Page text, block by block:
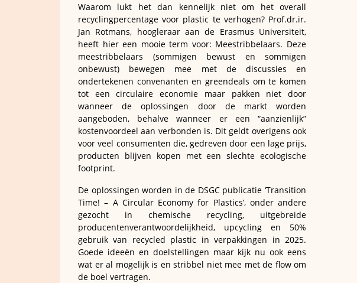
Waarom lukt het dan kennelijk niet om het overall
recyclingpercentage voor plastic te verhogen? Prof.dr.ir.
Jan Rotmans, hoogleraar aan de Erasmus Universiteit,
heeft hier een mooie term voor: Meestribbelaars. Deze
meestribbelaars (sommigen bewust en sommigen
onbewust) bewegen mee met de discussies en
ondertekenen convenanten en greendeals om te komen
tot een circulaire economie maar pakken niet door
wanneer de oplossingen door de markt worden
aangeboden, behalve wanneer er een “aanzienlijk”
kostenvoordeel aan verbonden is. Dit geldt overigens ook
voor veel consumenten die, gedreven door een lage prijs,
producten blijven kopen met een slechte ecologische
footprint.
De oplossingen worden in de DSGC publicatie ‘Transition
Time! – A Circular Economy for Plastics’, onder andere
gezocht in chemische recycling, uitgebreide
producentenverantwoordelijkheid, upcycling en 50%
gebruik van recycled plastic in verpakkingen in 2025.
Goede ideeën en doelstellingen maar kijk nu ook eens
wat er al mogelijk is en stribbel niet mee met de flow om
de boel vertragen.